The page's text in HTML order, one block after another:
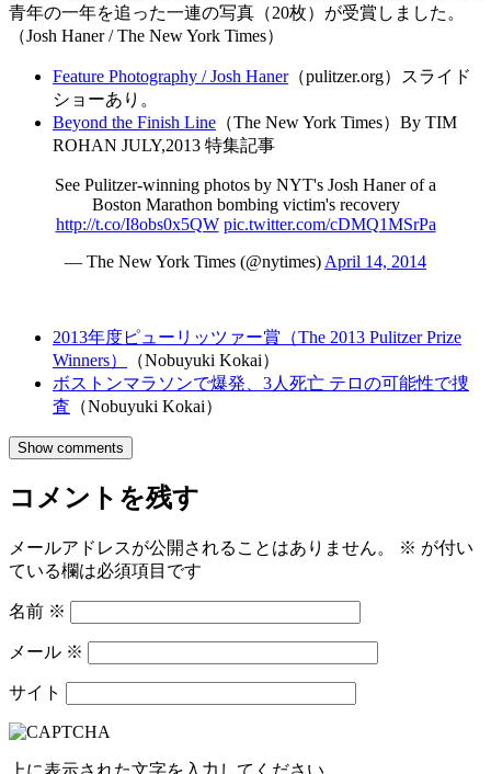
青年の一年を追った一連の写真（20枚）が受賞しました。
（Josh Haner / The New York Times）
Feature Photography / Josh Haner（pulitzer.org）スライド
ショーあり。
Beyond the Finish Line （The New York Times）By TIM
ROHAN JULY,2013 特集記事
See Pulitzer-winning photos by NYT's Josh Haner of a
Boston Marathon bombing victim's recovery
http://t.co/I8obs0x5QW pic.twitter.com/cDMQ1MSrPa
— The New York Times (@nytimes) April 14, 2014
2013年度ピューリッツァー賞（The 2013 Pulitzer Prize
Winners）
（Nobuyuki Kokai）
ボストンマラソンで爆発、3人死亡 テロの可能性で捜
査 （Nobuyuki Kokai）
Show comments
コメントを残す
メールアドレスが公開されることはありません。 ※ が付い
ている欄は必須項目です
名前 ※
メール ※
サイト